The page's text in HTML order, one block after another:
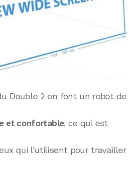
Double 2 en font un robot de
et confortable, ce qui est
qui l’utilisent pour travailler